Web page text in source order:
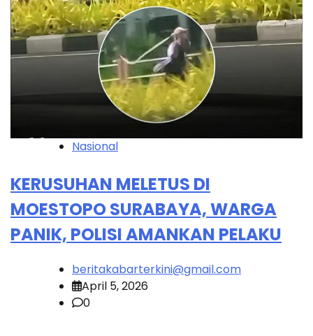
Nasional
KERUSUHAN MELETUS DI
MOESTOPO SURABAYA, WARGA
PANIK, POLISI AMANKAN PELAKU
beritakabarterkini@gmail.com
April 5, 2026
0